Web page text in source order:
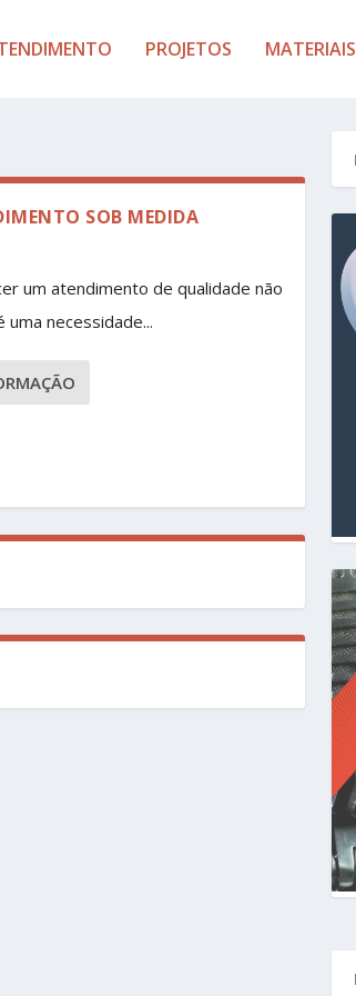
PROJETOS MATERIAIS
SOB MEDIDA
um atendimento de qualidade não
uma necessidade...